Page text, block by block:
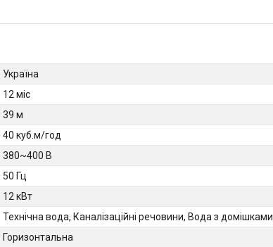
Україна
12 міс
39 м
40 куб.м/год
380~400 В
50 Гц
12 кВт
Технічна вода, Каналізаційні речовини, Вода з домішками
Горизонтальна